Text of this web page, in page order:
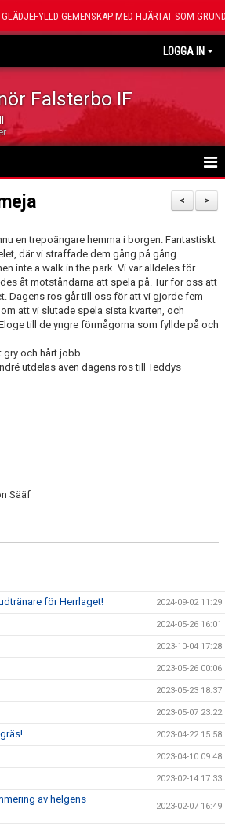
GEMENSKAP MED HJÄRTAT SOM
LOGGA IN
Falsterbo IF
>
<
en trepoängare hemma i borgen. Fantastiskt
där vi straffade dem gång på gång.
inte a walk in the park. Vi var alldeles för
åt motståndarna att spela på. Tur för oss att
Dagens ros går till oss för att vi gjorde fem
att vi slutade spela sista kvarten, och
till de yngre förmågorna som fyllde på och
gry och hårt jobb.
utdelas även dagens ros till Teddys
Sääf
för Herrlaget! 2024-09-02 11:29
2024-05-26 16:01
2023-10-04 17:28
2023-05-26 00:06
2023-05-23 18:37
2023-05-07 23:22
2023-04-22 15:58
2023-04-10 09:48
2023-02-14 17:33
av helgens
2023-02-07 16:49